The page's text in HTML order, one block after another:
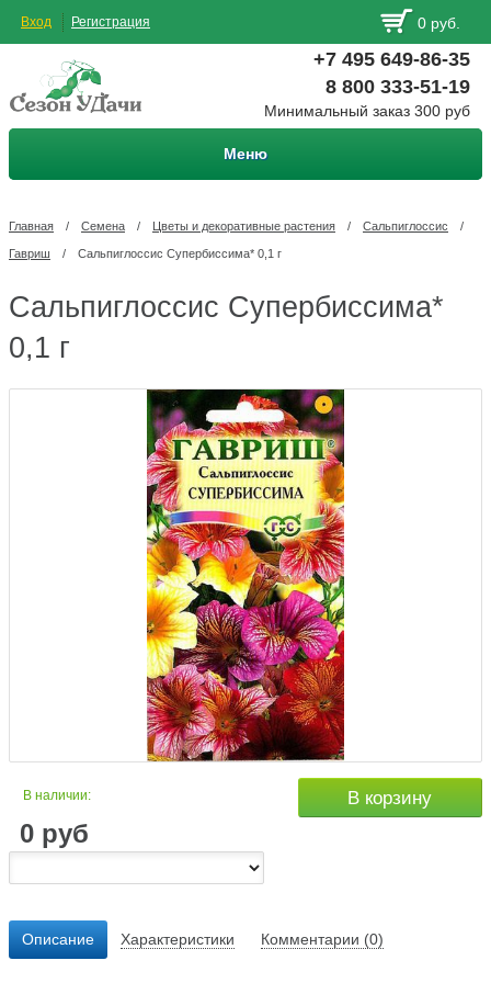
Вход Регистрация 0 руб.
+7 495 649-86-35
8 800 333-51-19
Минимальный заказ 300 руб
Меню
Главная / Семена / Цветы и декоративные растения / Сальпиглоссис /
Гавриш / Сальпиглоссис Супербиссима* 0,1 г
Сальпиглоссис Супербиссима*
0,1 г
В наличии:
0 руб
В корзину
Описание Характеристики Комментарии (0)